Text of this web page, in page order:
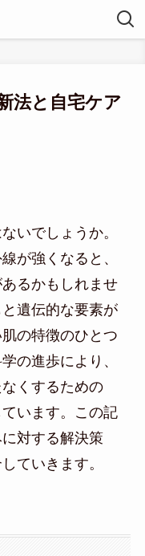
法と自宅ケア
いでしょうか。
が強くなると、
るかもしれませ
遺伝的な要素が
の特徴のひとつ
の進歩により、
くするための
います。この記
対する解決策
ていきます。